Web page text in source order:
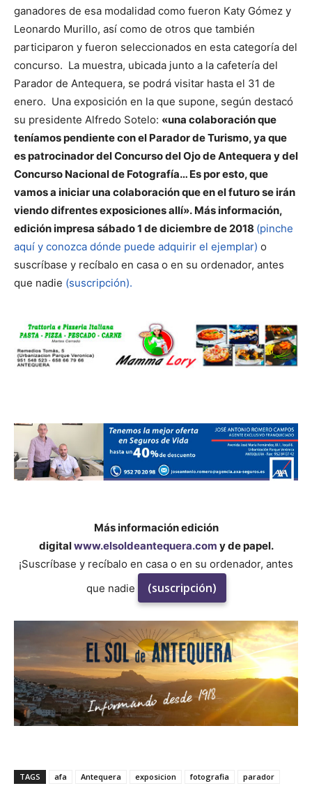
ganadores de esa modalidad como fueron Katy Gómez y
Leonardo Murillo, así como de otros que también
participaron y fueron seleccionados en esta categoría del
concurso. La muestra, ubicada junto a la cafetería del
Parador de Antequera, se podrá visitar hasta el 31 de
enero. Una exposición en la que supone, según destacó
su presidente Alfredo Sotelo: «una colaboración que
teníamos pendiente con el Parador de Turismo, ya que
es patrocinador del Concurso del Ojo de Antequera y del
Concurso Nacional de Fotografía… Es por esto, que
vamos a iniciar una colaboración que en el futuro se irán
viendo difrentes exposiciones allí». Más información,
edición impresa sábado 1 de diciembre de 2018 (pinche
aquí y conozca dónde puede adquirir el ejemplar) o
suscríbase y recíbalo en casa o en su ordenador, antes
que nadie (suscripción).
Más información edición
digitalwww.elsoldeantequera.com y de papel.
¡Suscríbase y recíbalo en casa o en su ordenador, antes
que nadie
(suscripción)
TAGS afa Antequera exposicion fotografia parador